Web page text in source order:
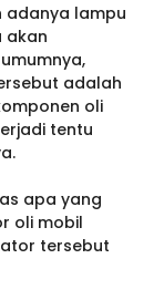
adanya lampu
akan
adalah
oli
tentu
apa yang
oli mobil
tersebut